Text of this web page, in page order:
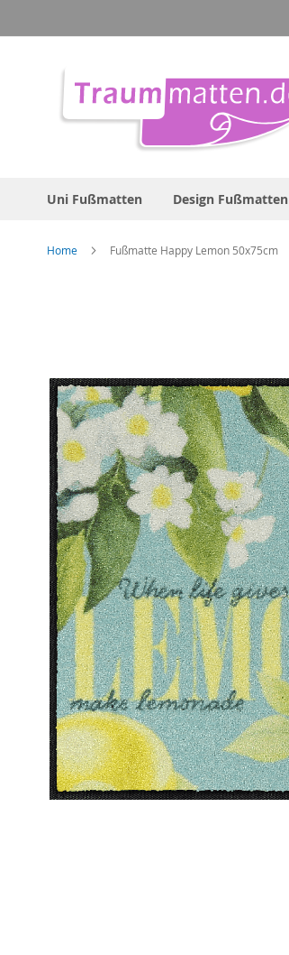
zum
Uni Fußmatten Design Fußmatten
Home Fußmatte Happy Lemon 50x75cm